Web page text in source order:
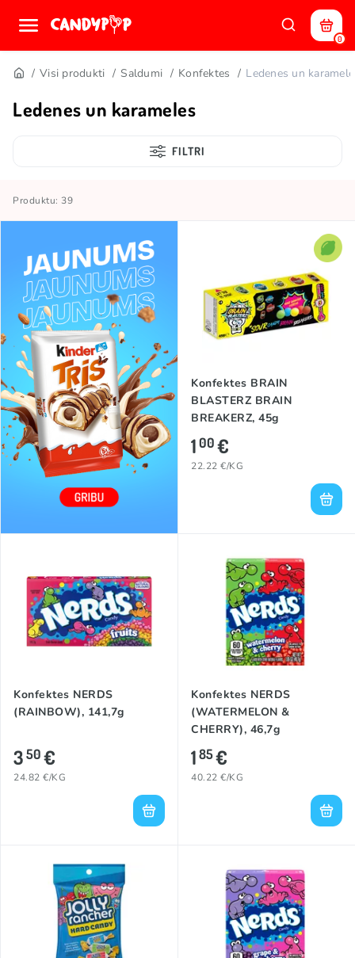
0
Visi produkti Saldumi Konfektes Ledenes un
Ledenes un karameles
FILTRI
Produktu: 39
Konfektes BRAIN
BLASTERZ BRAIN
BREAKERZ, 45g
100€
22.22 €/KG
Konfektes NERDS
(RAINBOW), 141,7g
350€
24.82 €/KG
Konfektes NERDS
(WATERMELON &
CHERRY), 46,7g
185€
40.22 €/KG